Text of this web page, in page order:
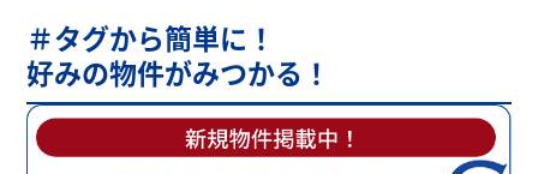
＃タグから簡単に！
好みの物件がみつかる！